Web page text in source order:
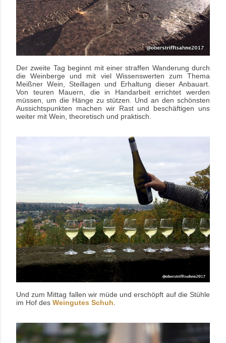
Der zweite Tag beginnt mit einer straffen Wanderung durch
die Weinberge und mit viel Wissenswerten zum Thema
Meißner Wein, Steillagen und Erhaltung dieser Anbauart.
Von teuren Mauern, die in Handarbeit errichtet werden
müssen, um die Hänge zu stützen. Und an den schönsten
Aussichtspunkten machen wir Rast und beschäftigen uns
weiter mit Wein, theoretisch und praktisch.
Und zum Mittag fallen wir müde und erschöpft auf die Stühle
im Hof des Weingutes Schuh